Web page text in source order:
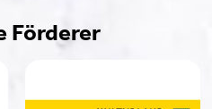
Förderer